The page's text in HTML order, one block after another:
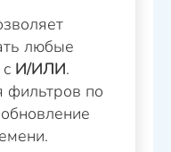
любые
И/ИЛИ.
фильтров по